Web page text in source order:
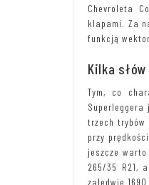
Chevroleta
klapami. Za
funkcją
Kilka
Tym, co
trzech trybów
przy
jeszcze
265/35 R21,
zaledwie 1690